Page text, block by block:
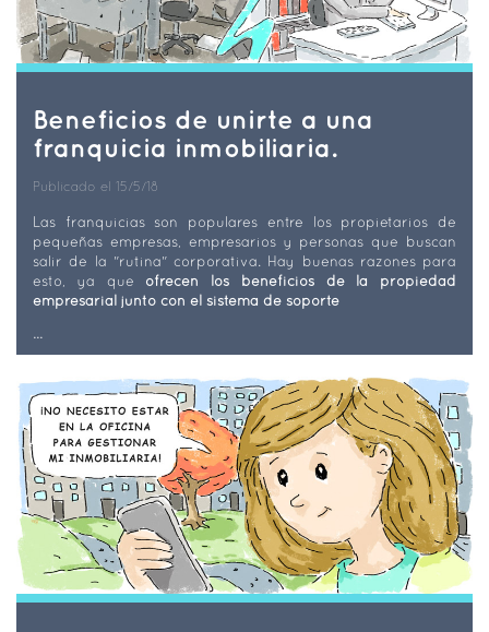
Beneficios de unirte a una
franquicia inmobiliaria.
Publicado el 15/5/18
Las franquicias son populares entre los propietarios de
pequeñas empresas, empresarios y personas que buscan
salir de la "rutina" corporativa. Hay buenas razones para
esto, ya que ofrecen los beneficios de la propiedad
empresarial junto con el sistema de soporte
...